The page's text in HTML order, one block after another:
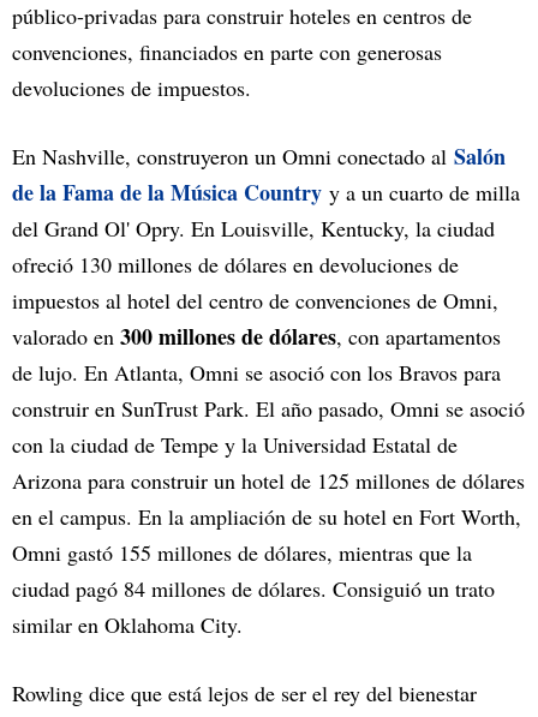
público-privadas para construir hoteles en centros de
convenciones, financiados en parte con generosas
devoluciones de impuestos.
En Nashville, construyeron un Omni conectado al Salón
de la Fama de la Música Country y a un cuarto de milla
del Grand Ol' Opry. En Louisville, Kentucky, la ciudad
ofreció 130 millones de dólares en devoluciones de
impuestos al hotel del centro de convenciones de Omni,
valorado en 300 millones de dólares, con apartamentos
de lujo. En Atlanta, Omni se asoció con los Bravos para
construir en SunTrust Park. El año pasado, Omni se asoció
con la ciudad de Tempe y la Universidad Estatal de
Arizona para construir un hotel de 125 millones de dólares
en el campus. En la ampliación de su hotel en Fort Worth,
Omni gastó 155 millones de dólares, mientras que la
ciudad pagó 84 millones de dólares. Consiguió un trato
similar en Oklahoma City.
Rowling dice que está lejos de ser el rey del bienestar